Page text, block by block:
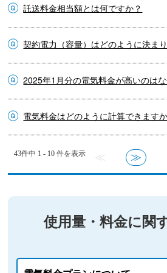
託送料金相当額とは何ですか？
契約電力（容量）はどのように決ま
2025年1月分の電気料金が高いのは
電気料金はどのように計算できます
43件中 1 - 10 件を表示 ≪ ≫
使用量・料金に関